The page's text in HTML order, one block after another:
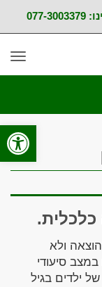
פתח
ולא
סיעודי
ילדים בגיל